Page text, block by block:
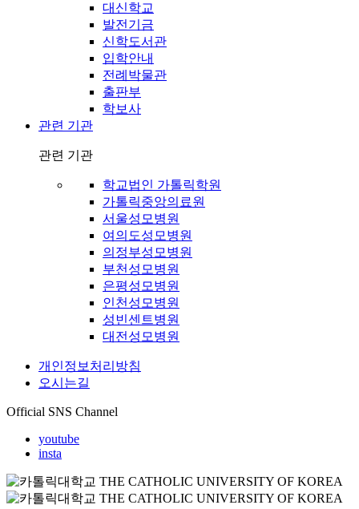
대신학교
발전기금
신학도서관
입학안내
전례박물관
출판부
학보사
관련 기관
관련 기관
학교법인 가톨릭학원
가톨릭중앙의료원
서울성모병원
여의도성모병원
의정부성모병원
부천성모병원
은평성모병원
인천성모병원
성빈센트병원
대전성모병원
개인정보처리방침
오시는길
Official SNS Channel
youtube
insta